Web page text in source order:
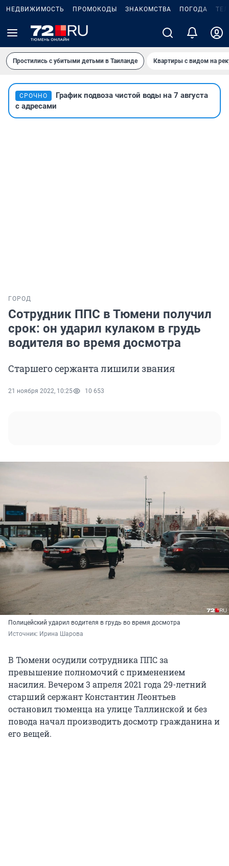
НЕДВИЖИМОСТЬ ПРОМОКОДЫ ЗНАКОМСТВА ПОГОДА
Простились с убитыми детьми в Таиланде Квартиры с видом на
СРОЧНО
График подвоза чистой воды на 7 августа
с адресами
ГОРОД
Сотрудник ППС в Тюмени получил
срок: он ударил кулаком в грудь
водителя во время досмотра
Старшего сержанта лишили звания
21 ноября 2022, 10:25 10 653
Полицейский ударил водителя в грудь во время досмотра
Источник: Ирина Шарова
В Тюмени осудили сотрудника ППС за
превышение полномочий с применением
насилия. Вечером 3 апреля 2021 года 29-летний
старший сержант Константин Леонтьев
остановил тюменца на улице Таллинской и без
повода начал производить досмотр гражданина и
его вещей.